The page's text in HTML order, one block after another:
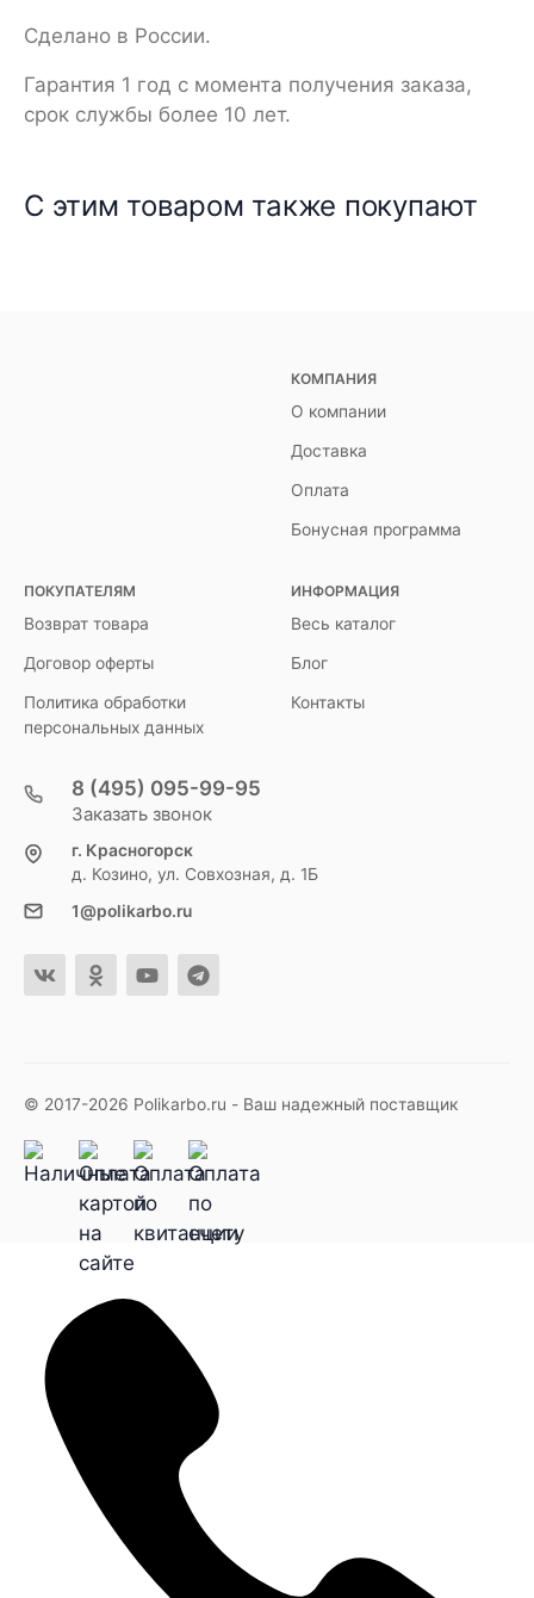
Сделано в России.
Гарантия 1 год с момента получения заказа,
срок службы более 10 лет.
С этим товаром также покупают
КОМПАНИЯ
О компании
Доставка
Оплата
Бонусная программа
ПОКУПАТЕЛЯМ
Возврат товара
Договор оферты
Политика обработки
персональных данных
ИНФОРМАЦИЯ
Весь каталог
Блог
Контакты
8 (495) 095-99-95
Заказать звонок
г. Красногорск
д. Козино, ул. Совхозная, д. 1Б
1@polikarbo.ru
© 2017-2026 Polikarbo.ru - Ваш надежный поставщик